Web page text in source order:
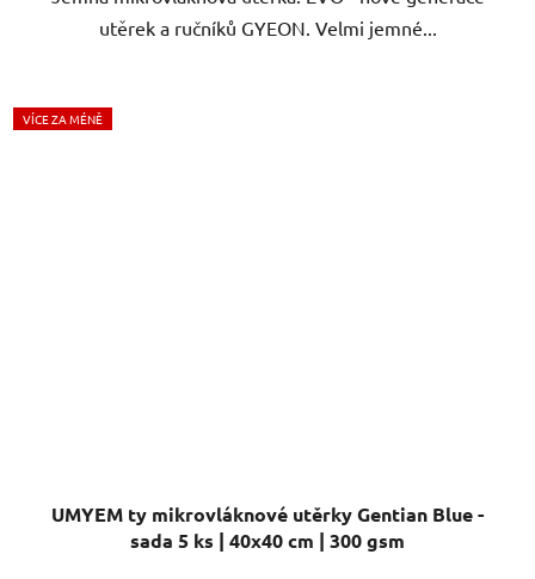
utěrek a ručníků GYEON. Velmi jemné...
VÍCE ZA MÉNĚ
UMYEM ty mikrovláknové utěrky Gentian Blue -
sada 5 ks | 40x40 cm | 300 gsm